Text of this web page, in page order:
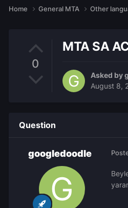
Home General MTA Other
0
MTA SA
Asked by
August 8,
Question
googledoodle